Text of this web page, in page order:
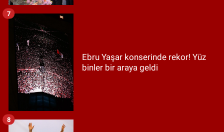
Ebru Yaşar konserinde rekor! Yüz
binler bir araya geldi
7
8